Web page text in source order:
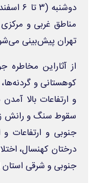
مناطق غربی و مرکزی
تهران پیش‌بینی
از آثاراین
کوهستانی و
و ارتفاعات بالا
سقوط سنگ و رانش
جنوبی و ارتفاعات
درختان کهنسال،
جنوبی و شرقی استان